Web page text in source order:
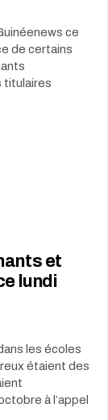
ce
de certains
titulaires
et
lundi
les écoles
étaient des
à l’appel